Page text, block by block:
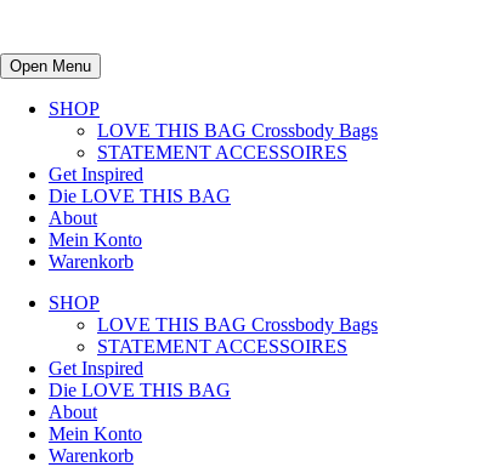
Open Menu
SHOP
LOVE THIS BAG Crossbody Bags
STATEMENT ACCESSOIRES
Get Inspired
Die LOVE THIS BAG
About
Mein Konto
Warenkorb
SHOP
LOVE THIS BAG Crossbody Bags
STATEMENT ACCESSOIRES
Get Inspired
Die LOVE THIS BAG
About
Mein Konto
Warenkorb